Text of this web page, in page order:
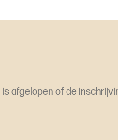
is afgelopen of de